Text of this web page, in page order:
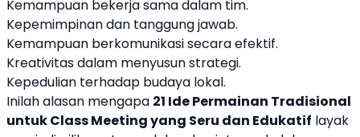
Kemampuan bekerja sama dalam tim.
Kepemimpinan dan tanggung jawab.
Kemampuan berkomunikasi secara efektif.
Kreativitas dalam menyusun strategi.
Kepedulian terhadap budaya lokal.
Inilah alasan mengapa 21 Ide Permainan Tradisional
untuk Class Meeting yang Seru dan Edukatif layak